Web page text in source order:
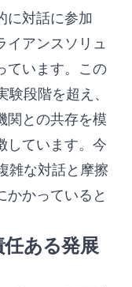
に対話に参加
イアンスソリュ
ています。この
段階を超え、
関との共存を模
しています。今
雑な対話と摩擦
かかっていると
ある発展